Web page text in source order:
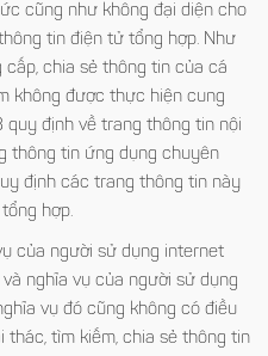
cũng như không đại diện cho
tin điện tử tổng hợp. Như
chia sẻ thông tin của cá
không được thực hiện cung
quy định về trang thông tin nội
thông tin ứng dụng chuyên
định các trang thông tin này
hợp.
của người sử dụng internet
nghĩa vụ của người sử dụng
vụ đó cũng không có điều
thác, tìm kiếm, chia sẻ thông tin